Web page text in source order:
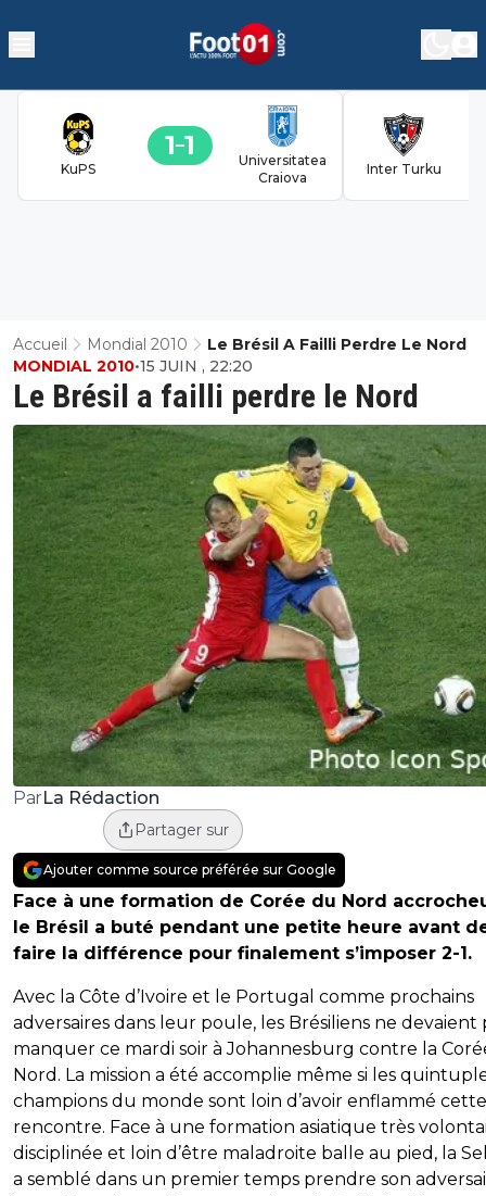
KuPS
1 1
Universitatea
Craiova
Inter Turku
Accueil Mondial 2010 Le Brésil A Failli Perdre Le Nord
Le Brésil a failli perdre le Nord
MONDIAL 2010•15 JUIN , 22:20
ParLa Rédaction
Partager sur
Ajouter comme source préférée sur Google
Face à une formation de Corée du Nord
le Brésil a buté pendant une petite heure avant
faire la différence pour finalement s’imposer 2-1.
Avec la Côte d’Ivoire et le Portugal comme prochains
adversaires dans leur poule, les Brésiliens ne devaient
manquer ce mardi soir à Johannesburg contre la
Nord. La mission a été accomplie même si les
champions du monde sont loin d’avoir enflammé cette
rencontre. Face à une formation asiatique très
disciplinée et loin d’être maladroite balle au pied, la
a semblé dans un premier temps prendre son